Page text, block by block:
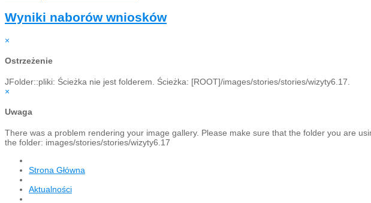
Wyniki naborów wniosków
×
Ostrzeżenie
JFolder::pliki: Ścieżka nie jest folderem. Ścieżka: [ROOT]/images/stories/stories/wizyty6.17.
×
Uwaga
There was a problem rendering your image gallery. Please make sure that the folder you are
the folder: images/stories/stories/wizyty6.17
Strona Główna
Aktualności